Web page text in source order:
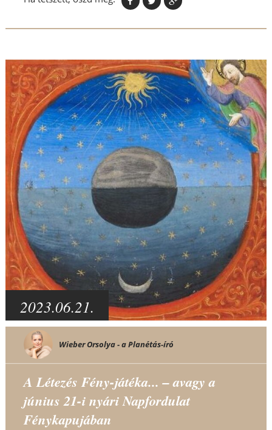
2023.06.21.
Wieber Orsolya - a Planétás-író
A Létezés Fény-játéka... – avagy a
június 21-i nyári Napfordulat
Fénykapujában